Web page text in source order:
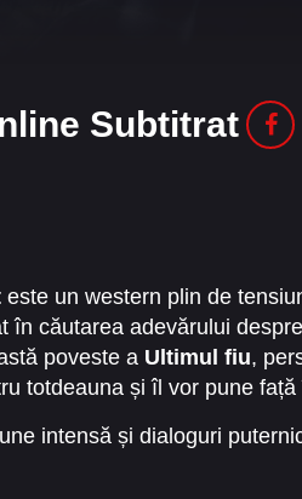
Subtitrat
este un western plin de
în căutarea adevărului
poveste a Ultimul fiu,
totdeauna și îl vor pune
intensă și dialoguri